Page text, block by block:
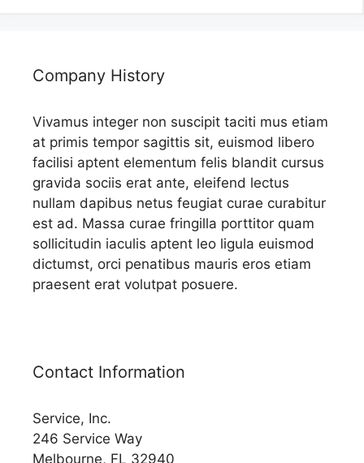
Company History
Vivamus integer non suscipit taciti mus etiam
at primis tempor sagittis sit, euismod libero
facilisi aptent elementum felis blandit cursus
gravida sociis erat ante, eleifend lectus
nullam dapibus netus feugiat curae curabitur
est ad. Massa curae fringilla porttitor quam
sollicitudin iaculis aptent leo ligula euismod
dictumst, orci penatibus mauris eros etiam
praesent erat volutpat posuere.
Contact Information
Service, Inc.
246 Service Way
Melbourne, FL 32940